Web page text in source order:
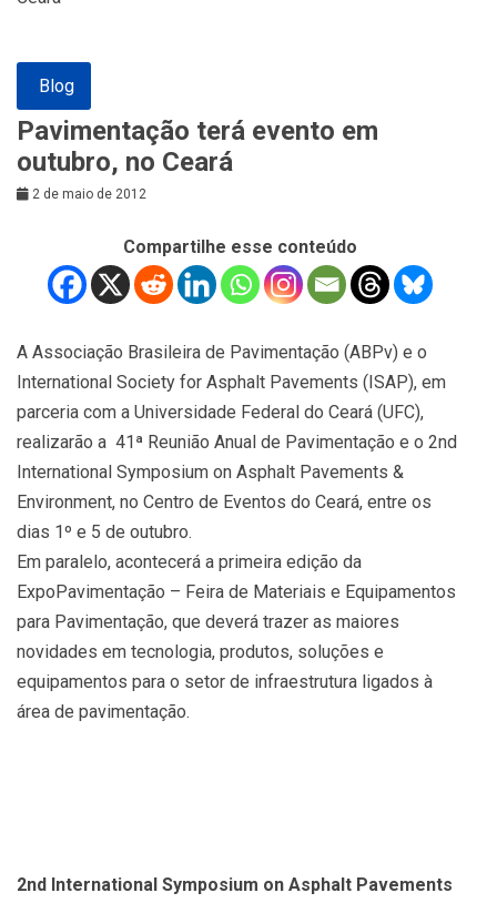
Blog
Pavimentação terá evento em
outubro, no Ceará
2 de maio de 2012
Compartilhe esse conteúdo
A Associação Brasileira de Pavimentação (ABPv) e o
International Society for Asphalt Pavements (ISAP), em
parceria com a Universidade Federal do Ceará (UFC),
realizarão a 41ª Reunião Anual de Pavimentação e o 2nd
International Symposium on Asphalt Pavements &
Environment, no Centro de Eventos do Ceará, entre os
dias 1º e 5 de outubro.
Em paralelo, acontecerá a primeira edição da
ExpoPavimentação – Feira de Materiais e Equipamentos
para Pavimentação, que deverá trazer as maiores
novidades em tecnologia, produtos, soluções e
equipamentos para o setor de infraestrutura ligados à
área de pavimentação.
2nd International Symposium on Asphalt Pavements